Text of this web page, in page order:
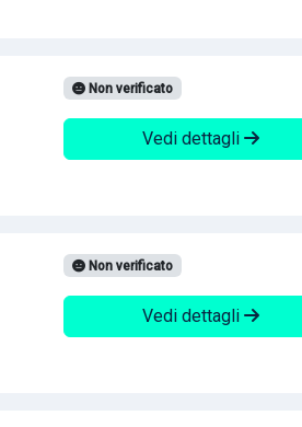
Non verificato
Vedi dettagli
Non verificato
Vedi dettagli